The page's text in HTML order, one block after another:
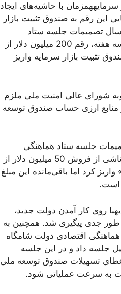
تثبیت بازار سرمایههمزمان با حاشیه‌های ایجاد
این رقم به صندوق تثبیت بازار
سابق در تاریخ 21 اردیبهشت امسال تصمیمات جلسه ستاد
هماهنگی اقتصادی دولت را ابلاغ کرد که بر اساس آن قرار شد تا ظرف سه هفته، رقم 200 میلیون دلار از
تثبیت بازار سرمایه واریز
شورای عالی امنیت ملی ملزم
به فروش تدریجی 200 میلیون دلار از منابع ارزی حساب صندوق توسعه
تصمیمات جلسه ستاد هماهنگی
اقتصادی دولت، بانک مرکزی در تاریخ 26 اردیبهشت 1400 معادل ریالی ناشی از فروش 50 میلیون دلار از
کرد اما باقی‌مانده این مبلغ
روی کار آمدن دولت جدید،
طور جدی پیگیری شد. همچنین به
اقتصادی دولت شامگاه
تشکیل جلسه داد و در این جلسه
تسهیلات صندوق توسعه ملی
به سرعت عملیاتی شود.